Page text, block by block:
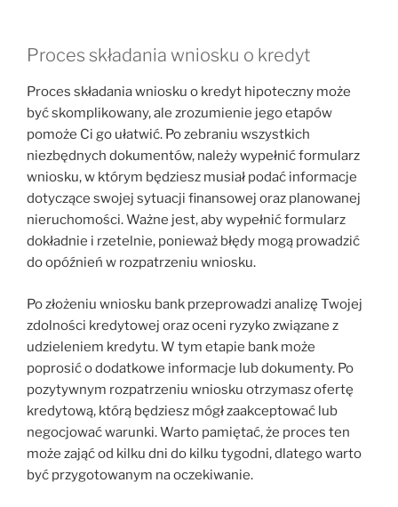
Proces składania wniosku o kredyt
Proces składania wniosku o kredyt hipoteczny może
być skomplikowany, ale zrozumienie jego etapów
pomoże Ci go ułatwić. Po zebraniu wszystkich
niezbędnych dokumentów, należy wypełnić formularz
wniosku, w którym będziesz musiał podać informacje
dotyczące swojej sytuacji finansowej oraz planowanej
nieruchomości. Ważne jest, aby wypełnić formularz
dokładnie i rzetelnie, ponieważ błędy mogą prowadzić
do opóźnień w rozpatrzeniu wniosku.
Po złożeniu wniosku bank przeprowadzi analizę Twojej
zdolności kredytowej oraz oceni ryzyko związane z
udzieleniem kredytu. W tym etapie bank może
poprosić o dodatkowe informacje lub dokumenty. Po
pozytywnym rozpatrzeniu wniosku otrzymasz ofertę
kredytową, którą będziesz mógł zaakceptować lub
negocjować warunki. Warto pamiętać, że proces ten
może zająć od kilku dni do kilku tygodni, dlatego warto
być przygotowanym na oczekiwanie.